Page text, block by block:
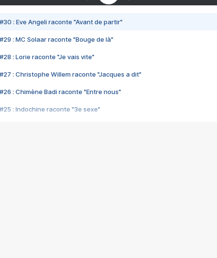
#30 : Eve Angeli raconte "Avant de partir"
#29 : MC Solaar raconte "Bouge de là"
#28 : Lorie raconte "Je vais vite"
#27 : Christophe Willem raconte "Jacques a dit"
#26 : Chimène Badi raconte "Entre nous"
#25 : Indochine raconte "3e sexe"